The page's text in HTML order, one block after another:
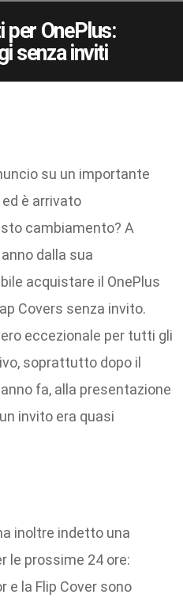
OnePlus:
senza inviti
su un importante
è arrivato
cambiamento? A
dalla sua
acquistare il OnePlus
Covers senza invito.
eccezionale per tutti gli
soprattutto dopo il
fa, alla presentazione
invito era quasi
inoltre indetto una
le prossime 24 ore:
e la Flip Cover sono